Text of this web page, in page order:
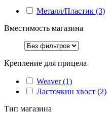
Металл/Пластик (3)
Вместимость магазина
Крепление для прицела
Weaver(1)
Ласточкин хвост (2)
Тип магазина